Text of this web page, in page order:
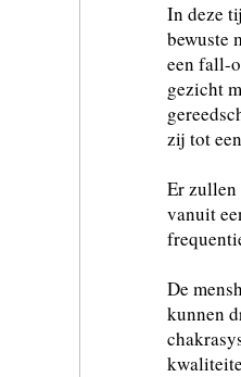
In deze
bewuste
een fall-
gezicht
zij tot
Er zullen
vanuit
De
kunnen